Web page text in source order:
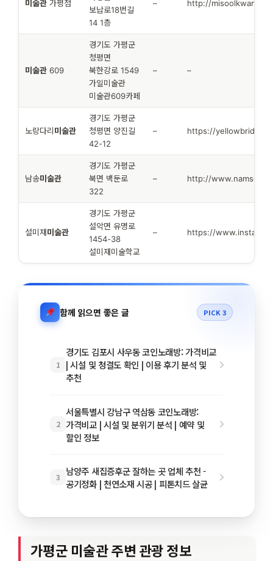
미술관 가평점
보납로18번길
14 1층
– http://
미술관 609
경기도 가평군
청평면
북한강로 1549
가일미술관
미술관609카페
– –
노랑다리 미술관
경기도 가평군
청평면 양진길
42-12
– https://
남송미술관
경기도 가평군
북면 백둔로
322
– http://
설미재미술관
경기도 가평군
설악면 유명로
1454-38
설미재미술학교
– https://
함께 읽으면 좋은 글 PICK 3
1
경기도 김포시 사우동 코인노래방: 가격비교
| 시설 및 청결도 확인 | 이용 후기 분석 및
추천
2
서울특별시 강남구 역삼동 코인노래방:
가격비교 | 시설 및 분위기 분석 | 예약 및
할인 정보
3
남양주 새집증후군 잘하는 곳 업체 추천 -
공기정화 | 천연소재 시공 | 피톤치드 살균
가평군 미술관 주변 관광 정보